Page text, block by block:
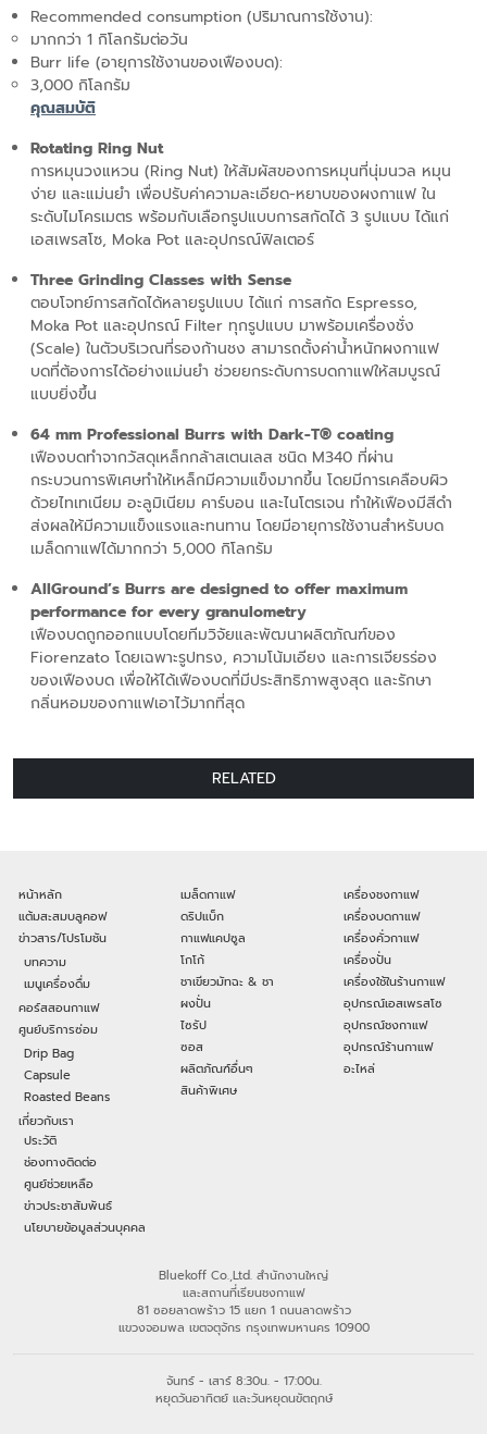
Recommended consumption (ปริมาณการใช้งาน):
มากกว่า 1 กิโลกรัมต่อวัน
Burr life (อายุการใช้งานของเฟืองบด):
3,000 กิโลกรัม
คุณสมบัติ
Rotating Ring Nut
การหมุนวงแหวน (Ring Nut) ให้สัมผัสของการหมุนที่นุ่มนวล หมุน
ง่าย และแม่นยำ เพื่อปรับค่าความละเอียด-หยาบของผงกาแฟ ใน
ระดับไมโครเมตร พร้อมกับเลือกรูปแบบการสกัดได้ 3 รูปแบบ ได้แก่
เอสเพรสโซ, Moka Pot และอุปกรณ์ฟิลเตอร์
Three Grinding Classes with Sense
ตอบโจทย์การสกัดได้หลายรูปแบบ ได้แก่ การสกัด Espresso,
Moka Pot และอุปกรณ์ Filter ทุกรูปแบบ มาพร้อมเครื่องชั่ง
(Scale) ในตัวบริเวณที่รองก้านชง สามารถตั้งค่าน้ำหนักผงกาแฟ
บดที่ต้องการได้อย่างแม่นยำ ช่วยยกระดับการบดกาแฟให้สมบูรณ์
แบบยิ่งขึ้น
64 mm Professional Burrs with Dark-T® coating
เฟืองบดทำจากวัสดุเหล็กกล้าสเตนเลส ชนิด M340 ที่ผ่าน
กระบวนการพิเศษทำให้เหล็กมีความแข็งมากขึ้น โดยมีการเคลือบผิว
ด้วยไทเทเนียม อะลูมิเนียม คาร์บอน และไนโตรเจน ทำให้เฟืองมีสีดำ
ส่งผลให้มีความแข็งแรงและทนทาน โดยมีอายุการใช้งานสำหรับบด
เมล็ดกาแฟได้มากกว่า 5,000 กิโลกรัม
AllGround’s Burrs are designed to offer maximum
performance for every granulometry
เฟืองบดถูกออกแบบโดยทีมวิจัยและพัฒนาผลิตภัณฑ์ของ
Fiorenzato โดยเฉพาะรูปทรง, ความโน้มเอียง และการเจียรร่อง
ของเฟืองบด เพื่อให้ได้เฟืองบดที่มีประสิทธิภาพสูงสุด และรักษา
กลิ่นหอมของกาแฟเอาไว้มากที่สุด
RELATED
หน้าหลัก
แต้มสะสมบลูคอฟ
ข่าวสาร/โปรโมชัน
บทความ
เมนูเครื่องดื่ม
คอร์สสอนกาแฟ
ศูนย์บริการซ่อม
Drip Bag
Capsule
Roasted Beans
เกี่ยวกับเรา
ประวัติ
ช่องทางติดต่อ
ศูนย์ช่วยเหลือ
ข่าวประชาสัมพันธ์
นโยบายข้อมูลส่วนบุคคล
เมล็ดกาแฟ
ดริปแบ็ก
กาแฟแคปซูล
โกโก้
ชาเขียวมัทฉะ & ชา
ผงปั่น
ไซรัป
ซอส
ผลิตภัณฑ์อื่นๆ
สินค้าพิเศษ
เครื่องชงกาแฟ
เครื่องบดกาแฟ
เครื่องคั่วกาแฟ
เครื่องปั่น
เครื่องใช้ในร้านกาแฟ
อุปกรณ์เอสเพรสโซ
อุปกรณ์ชงกาแฟ
อุปกรณ์ร้านกาแฟ
อะไหล่
Bluekoff Co.,Ltd. สำนักงานใหญ่
และสถานที่เรียนชงกาแฟ
81 ซอยลาดพร้าว 15 แยก 1 ถนนลาดพร้าว
แขวงจอมพล เขตจตุจักร กรุงเทพมหานคร 10900
จันทร์ - เสาร์ 8:30น. - 17:00น.
หยุดวันอาทิตย์ และวันหยุดนขัตฤกษ์